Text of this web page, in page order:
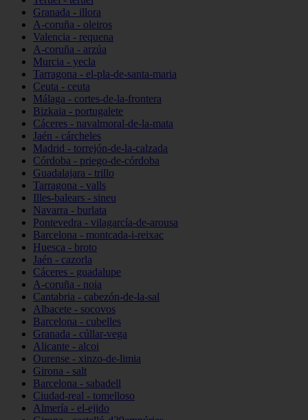
Granada - illora
A-coruña - oleiros
Valencia - requena
A-coruña - arzúa
Murcia - yecla
Tarragona - el-pla-de-santa-maria
Ceuta - ceuta
Málaga - cortes-de-la-frontera
Bizkaia - portugalete
Cáceres - navalmoral-de-la-mata
Jaén - cárcheles
Madrid - torrejón-de-la-calzada
Córdoba - priego-de-córdoba
Guadalajara - trillo
Tarragona - valls
Illes-balears - sineu
Navarra - burlata
Pontevedra - vilagarcía-de-arousa
Barcelona - montcada-i-reixac
Huesca - broto
Jaén - cazorla
Cáceres - guadalupe
A-coruña - noia
Cantabria - cabezón-de-la-sal
Albacete - socovos
Barcelona - cubelles
Granada - cúllar-vega
Alicante - alcoi
Ourense - xinzo-de-limia
Girona - salt
Barcelona - sabadell
Ciudad-real - tomelloso
Almería - el-ejido